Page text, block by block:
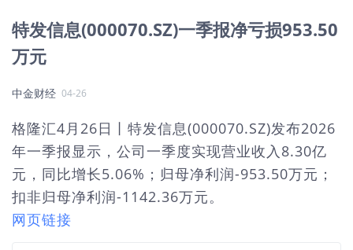
特发信息(000070.SZ)一季报净亏损953.50
万元
中金财经 04-26
格隆汇4月26日丨特发信息(000070.SZ)发布2026
年一季报显示，公司一季度实现营业收入8.30亿
元，同比增长5.06%；归母净利润-953.50万元；
扣非归母净利润-1142.36万元。
网页链接